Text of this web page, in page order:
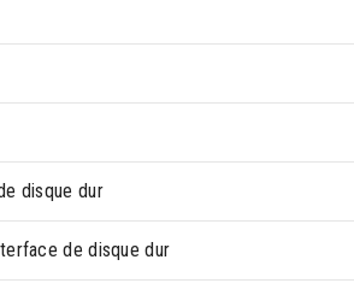
disque dur
de disque dur